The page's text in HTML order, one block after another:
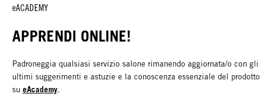
eACADEMY
APPRENDI ONLINE!
Padroneggia qualsiasi servizio salone rimanendo aggiornata/o con gli
ultimi suggerimenti e astuzie e la conoscenza essenziale del prodotto
su eAcademy.